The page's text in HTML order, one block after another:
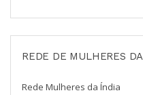
REDE DE MULHERES
Rede Mulheres da Índia